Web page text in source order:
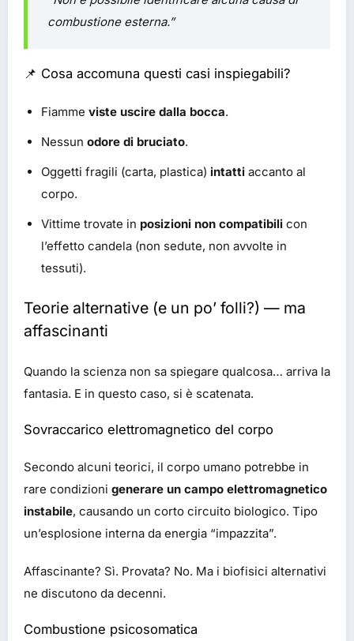
combustione esterna.”
📌 Cosa accomuna questi casi inspiegabili?
Fiamme viste uscire dalla bocca.
Nessun odore di bruciato.
Oggetti fragili (carta, plastica) intatti accanto al
corpo.
Vittime trovate in posizioni non compatibili con
l’effetto candela (non sedute, non avvolte in
tessuti).
Teorie alternative (e un po’ folli?) — ma
affascinanti
Quando la scienza non sa spiegare qualcosa… arriva la
fantasia. E in questo caso, si è scatenata.
Sovraccarico elettromagnetico del corpo
Secondo alcuni teorici, il corpo umano potrebbe in
rare condizioni generare un campo elettromagnetico
instabile, causando un corto circuito biologico. Tipo
un’esplosione interna da energia “impazzita”.
Affascinante? Sì. Provata? No. Ma i biofisici alternativi
ne discutono da decenni.
Combustione psicosomatica